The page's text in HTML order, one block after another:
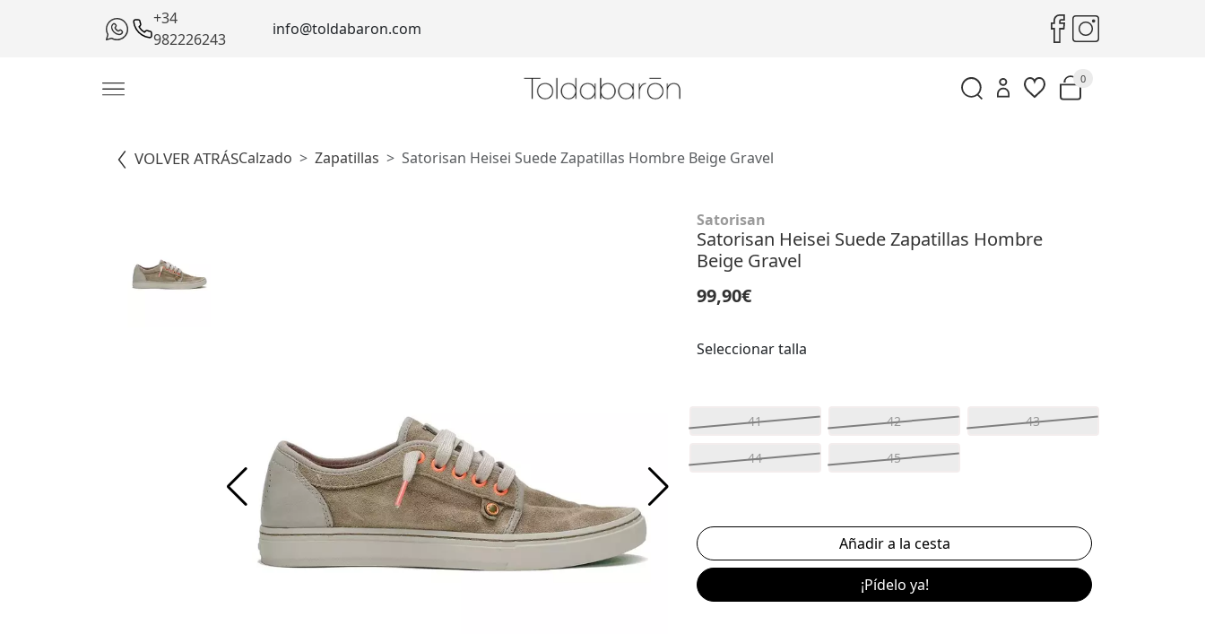
+34
982226243
info@toldabaron.com
0
VOLVER ATRÁSCalzado Zapatillas Satorisan Heisei Suede Zapatillas Hombre Beige Gravel
Satorisan
Satorisan Heisei Suede Zapatillas Hombre
Beige Gravel
99,90€
Seleccionar talla
41 42 43
44 45
¡Pídelo ya!